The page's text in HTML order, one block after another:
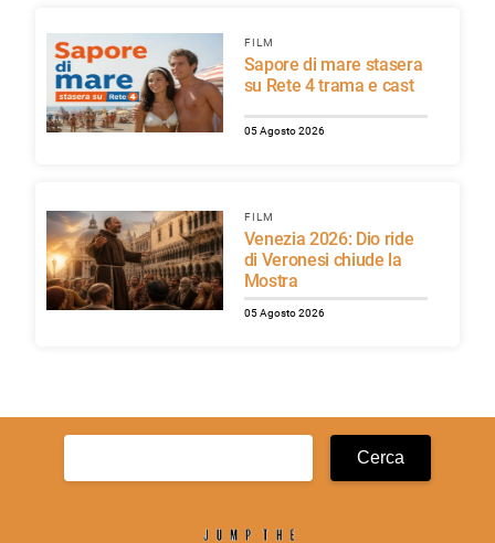
FILM
Sapore di mare stasera
su Rete 4 trama e cast
05 Agosto 2026
FILM
Venezia 2026: Dio ride
di Veronesi chiude la
Mostra
05 Agosto 2026
Ricerca